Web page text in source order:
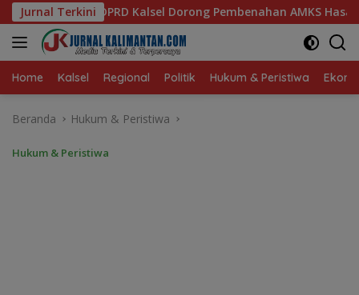
Langsung
ke
konten
Jurnal Terkini
Pembenahan AMKS Hasanuddin Ketua TP PKK
Home Kalsel Regional Politik Hukum & Peristiwa
Beranda Hukum & Peristiwa
Hukum & Peristiwa